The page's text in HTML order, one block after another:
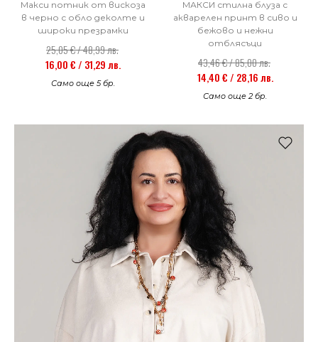
Макси потник от вискоза
в черно с обло деколте и
широки презрамки
25,05 € / 48,99 лв.
16,00 € / 31,29 лв.
Само още 5 бр.
МАКСИ стилна блуза с
акварелен принт в сиво и
бежово и нежни
отблясъци
43,46 € / 85,00 лв.
14,40 € / 28,16 лв.
Само още 2 бр.